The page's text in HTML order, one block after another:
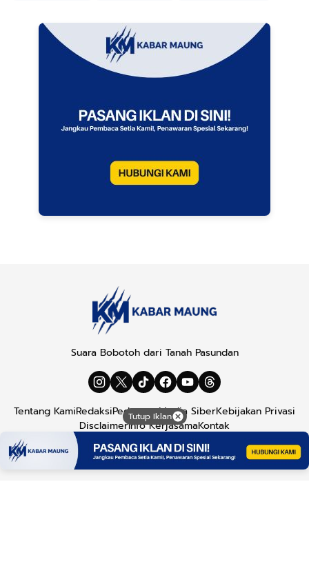
Tutup Iklan
Suara Bobotoh dari Tanah Pasundan
Tentang KamiRedaksiPedoman Media SiberKebijakan Privasi
DisclaimerInfo KerjasamaKontak
Copyright © 2026Kabar Maung. All rights reserved.